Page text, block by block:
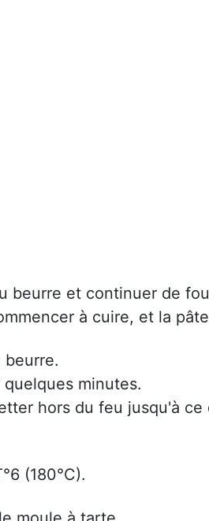
beurre et continuer de
à cuire, et la
minutes.
hors du feu jusqu'à
(180°C).